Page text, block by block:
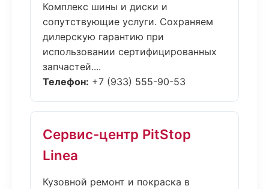
Комплекс шины и диски и
сопутствующие услуги. Сохраняем
дилерскую гарантию при
использовании сертифицированных
запчастей....
Телефон: +7 (933) 555-90-53
Сервис-центр PitStop
Linea
Кузовной ремонт и покраска в